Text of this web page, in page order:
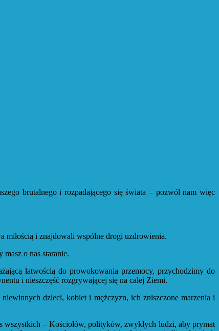
brutalnego i rozpadającego się świata – pozwól nam więc
miłością i znajdowali wspólne drogi uzdrowienia.
o nas staranie.
łatwością do prowokowania przemocy, przychodzimy do
i nieszczęść rozgrywającej się na całej Ziemi.
dzieci, kobiet i mężczyzn, ich zniszczone marzenia i
– Kościołów, polityków, zwykłych ludzi, aby prymat